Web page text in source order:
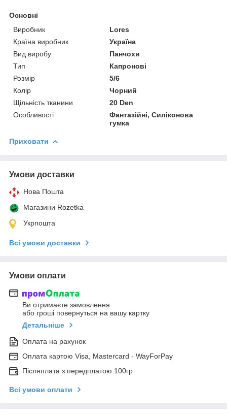
Основні
Виробник
Lores
Країна виробник
Україна
Вид виробу
Панчохи
Тип
Капронові
Розмір
5/6
Колір
Чорний
Щільність тканини
20 Den
Особливості
Фантазійні, Силіконова
гумка
Приховати
Умови доставки
Нова Пошта
Магазини Rozetka
Укрпошта
Всі умови доставки
Умови оплати
Ви отримаєте замовлення
або гроші повернуться на вашу картку
Детальніше
Оплата на рахунок
Оплата картою Visa, Mastercard - WayForPay
Післяплата з передплатою 100гр
Всі умови оплати